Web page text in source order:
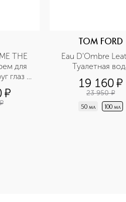
THE
для
глаз
¤
¤
TOM FORD
Eau D'Ombre
Туалетная
19 160¤
23 950 ¤
50 мл 100 мл